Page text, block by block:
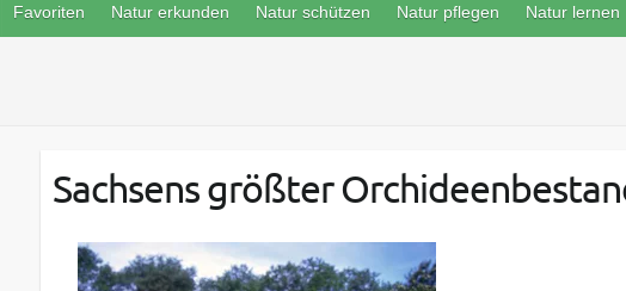
Favoriten Natur erkunden Natur schützen Natur pflegen Natur lernen
Sachsens größter